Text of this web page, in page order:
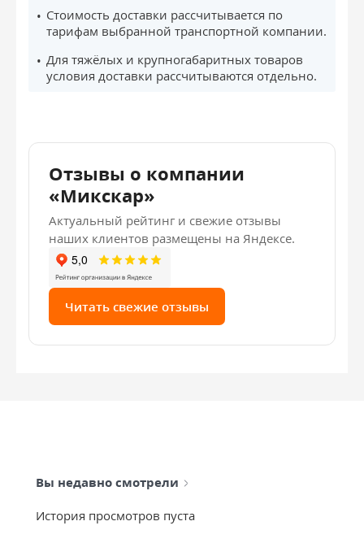
Стоимость доставки рассчитывается по
тарифам выбранной транспортной компании.
Для тяжёлых и крупногабаритных товаров
условия доставки рассчитываются отдельно.
Отзывы о компании
«Микскар»
Актуальный рейтинг и свежие отзывы
наших клиентов размещены на Яндексе.
Читать свежие отзывы
Вы недавно смотрели
История просмотров пуста